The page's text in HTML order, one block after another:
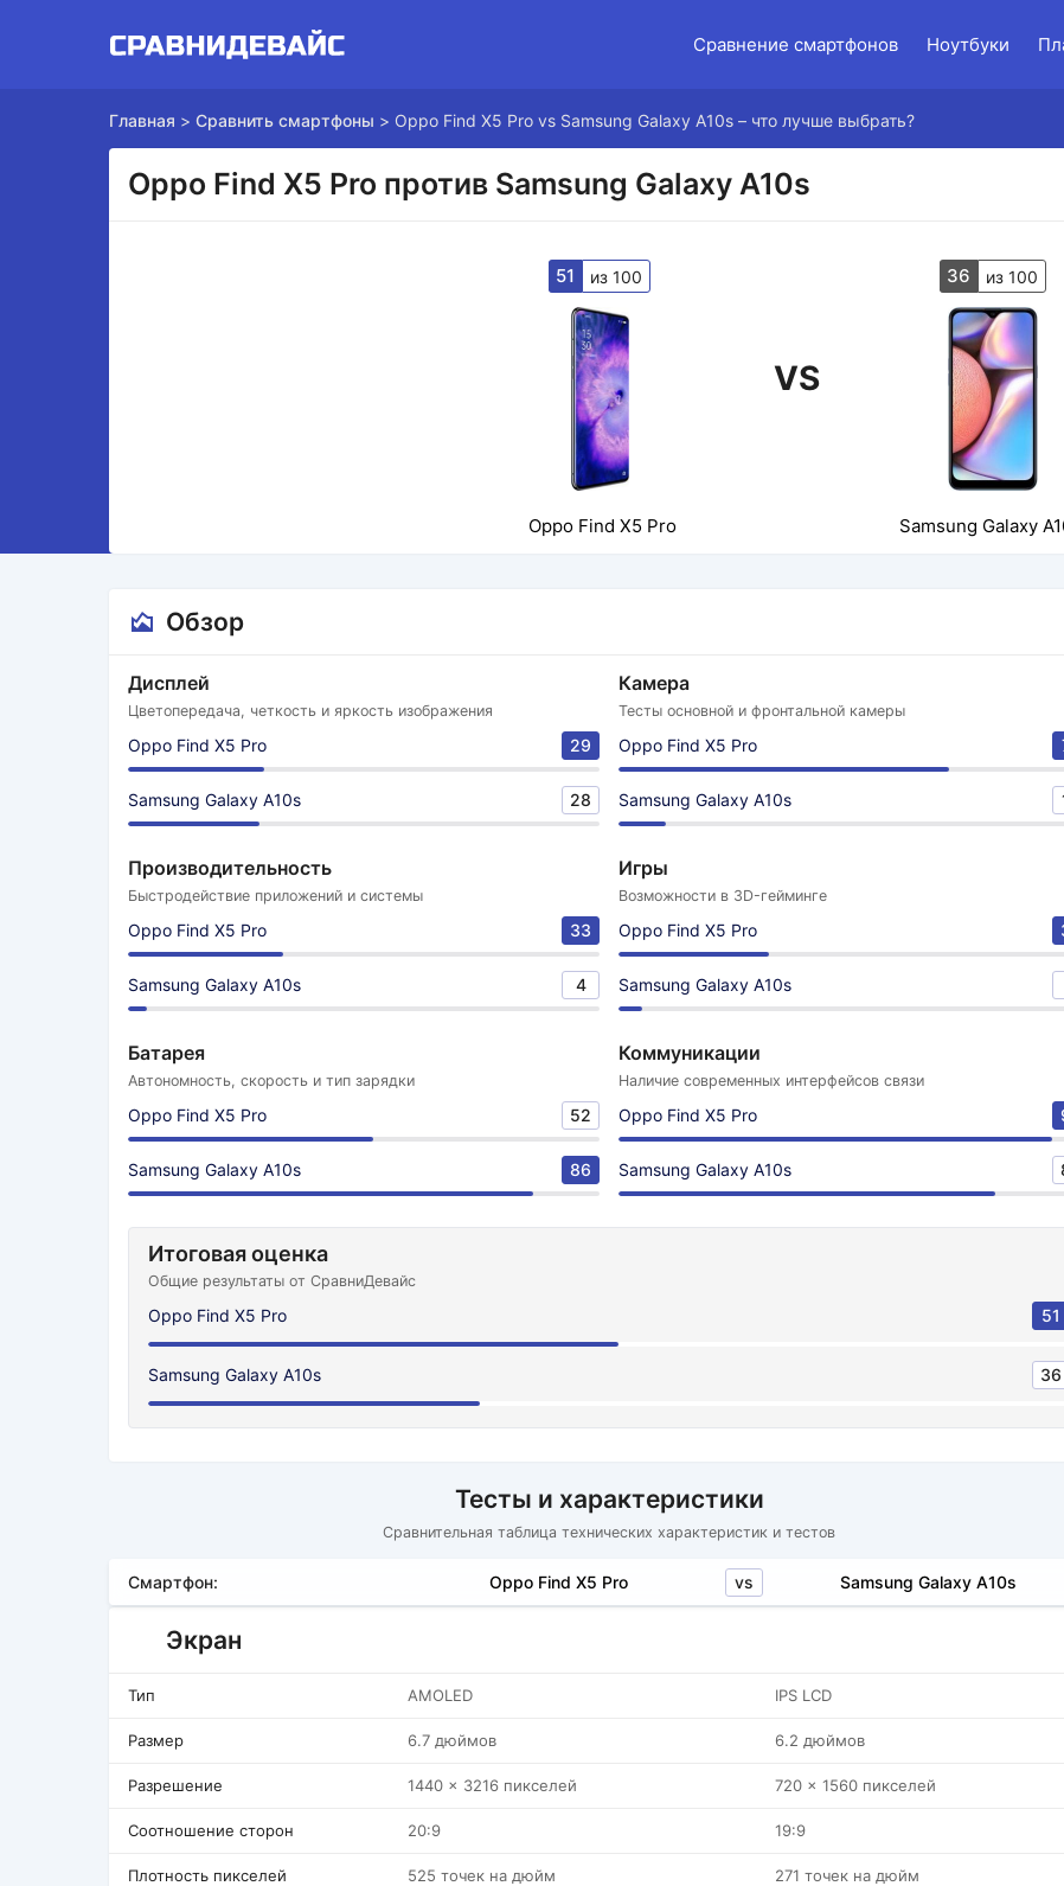
Сравнение смартфонов Ноутбуки
Главная > Сравнить смартфоны > Oppo Find X5 Pro vs Samsung Galaxy A10s – что лучше выбрать?
Oppo Find X5 Pro против Samsung Galaxy A10s
51 из 100
VS
36 из 100
Oppo Find X5 Pro Samsung Galaxy
Обзор
Дисплей
Цветопередача, четкость и яркость изображения
Oppo Find X5 Pro 29
Samsung Galaxy A10s 28
Камера
Тесты основной и фронтальной камеры
Oppo Find X5 Pro
Samsung Galaxy A10s
Производительность
Быстродействие приложений и системы
Oppo Find X5 Pro 33
Samsung Galaxy A10s 4
Игры
Возможности в 3D-гейминге
Oppo Find X5 Pro
Samsung Galaxy A10s
Батарея
Автономность, скорость и тип зарядки
Oppo Find X5 Pro 52
Samsung Galaxy A10s 86
Коммуникации
Наличие современных интерфейсов связи
Oppo Find X5 Pro
Samsung Galaxy A10s
Итоговая оценка
Общие результаты от СравниДевайс
Oppo Find X5 Pro 51
Samsung Galaxy A10s 36
Тесты и характеристики
Сравнительная таблица технических характеристик и тестов
Смартфон: Oppo Find X5 Pro vs Samsung Galaxy A10s
Экран
Тип AMOLED IPS LCD
Размер 6.7 дюймов 6.2 дюймов
Разрешение 1440 x 3216 пикселей 720 x 1560 пикселей
Соотношение сторон 20:9 19:9
Плотность пикселей 525 точек на дюйм 271 точек на дюйм